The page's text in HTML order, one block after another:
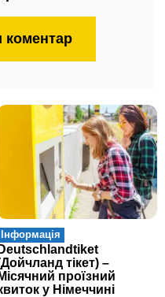
Інформація
Deutschlandtiket
тікет) –
Місячний проїзний
у Німеччині